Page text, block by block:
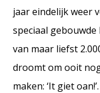
jaar eindelijk weer
speciaal
van maar liefst
droomt om ooit
maken: ‘It giet oan!’.